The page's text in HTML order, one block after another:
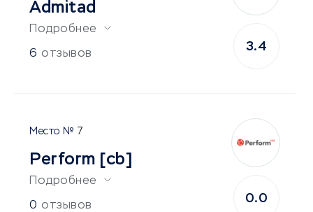
Admitad
Подробнее
6 отзывов
3.4
7
Perform [cb]
Подробнее
0 отзывов
0.0